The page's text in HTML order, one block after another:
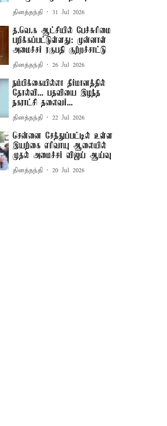
தினத்தந்தி 31 Jul 2026
த.வெ.க ஆட்சியில் பேச்சுரிமை
பறிக்கப்பட்டுள்ளது: முன்னாள்
அமைச்சர் ரகுபதி குற்றச்சாட்டு
தினத்தந்தி 26 Jul 2026
நம்பிக்கையில்லா தீர்மானத்தில்
தோல்வி... பதவியை இழந்த
நகராட்சி தலைவர்...
தினத்தந்தி 22 Jul 2026
சென்னை சேத்துப்பட்டில் உள்ள
இயற்கை எரிவாயு ஆலையில்
முதல் அமைச்சர் விஜய் ஆய்வு
தினத்தந்தி 20 Jul 2026